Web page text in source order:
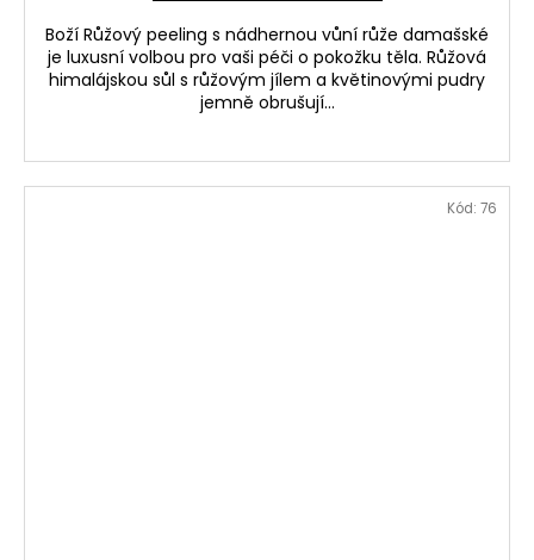
Boží Růžový peeling s nádhernou vůní růže damašské
je luxusní volbou pro vaši péči o pokožku těla. Růžová
himalájskou sůl s růžovým jílem a květinovými pudry
jemně obrušují...
Kód: 76